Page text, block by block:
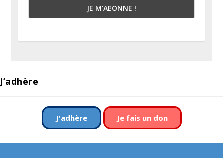
J’adhère
J'adhère Je fais un don